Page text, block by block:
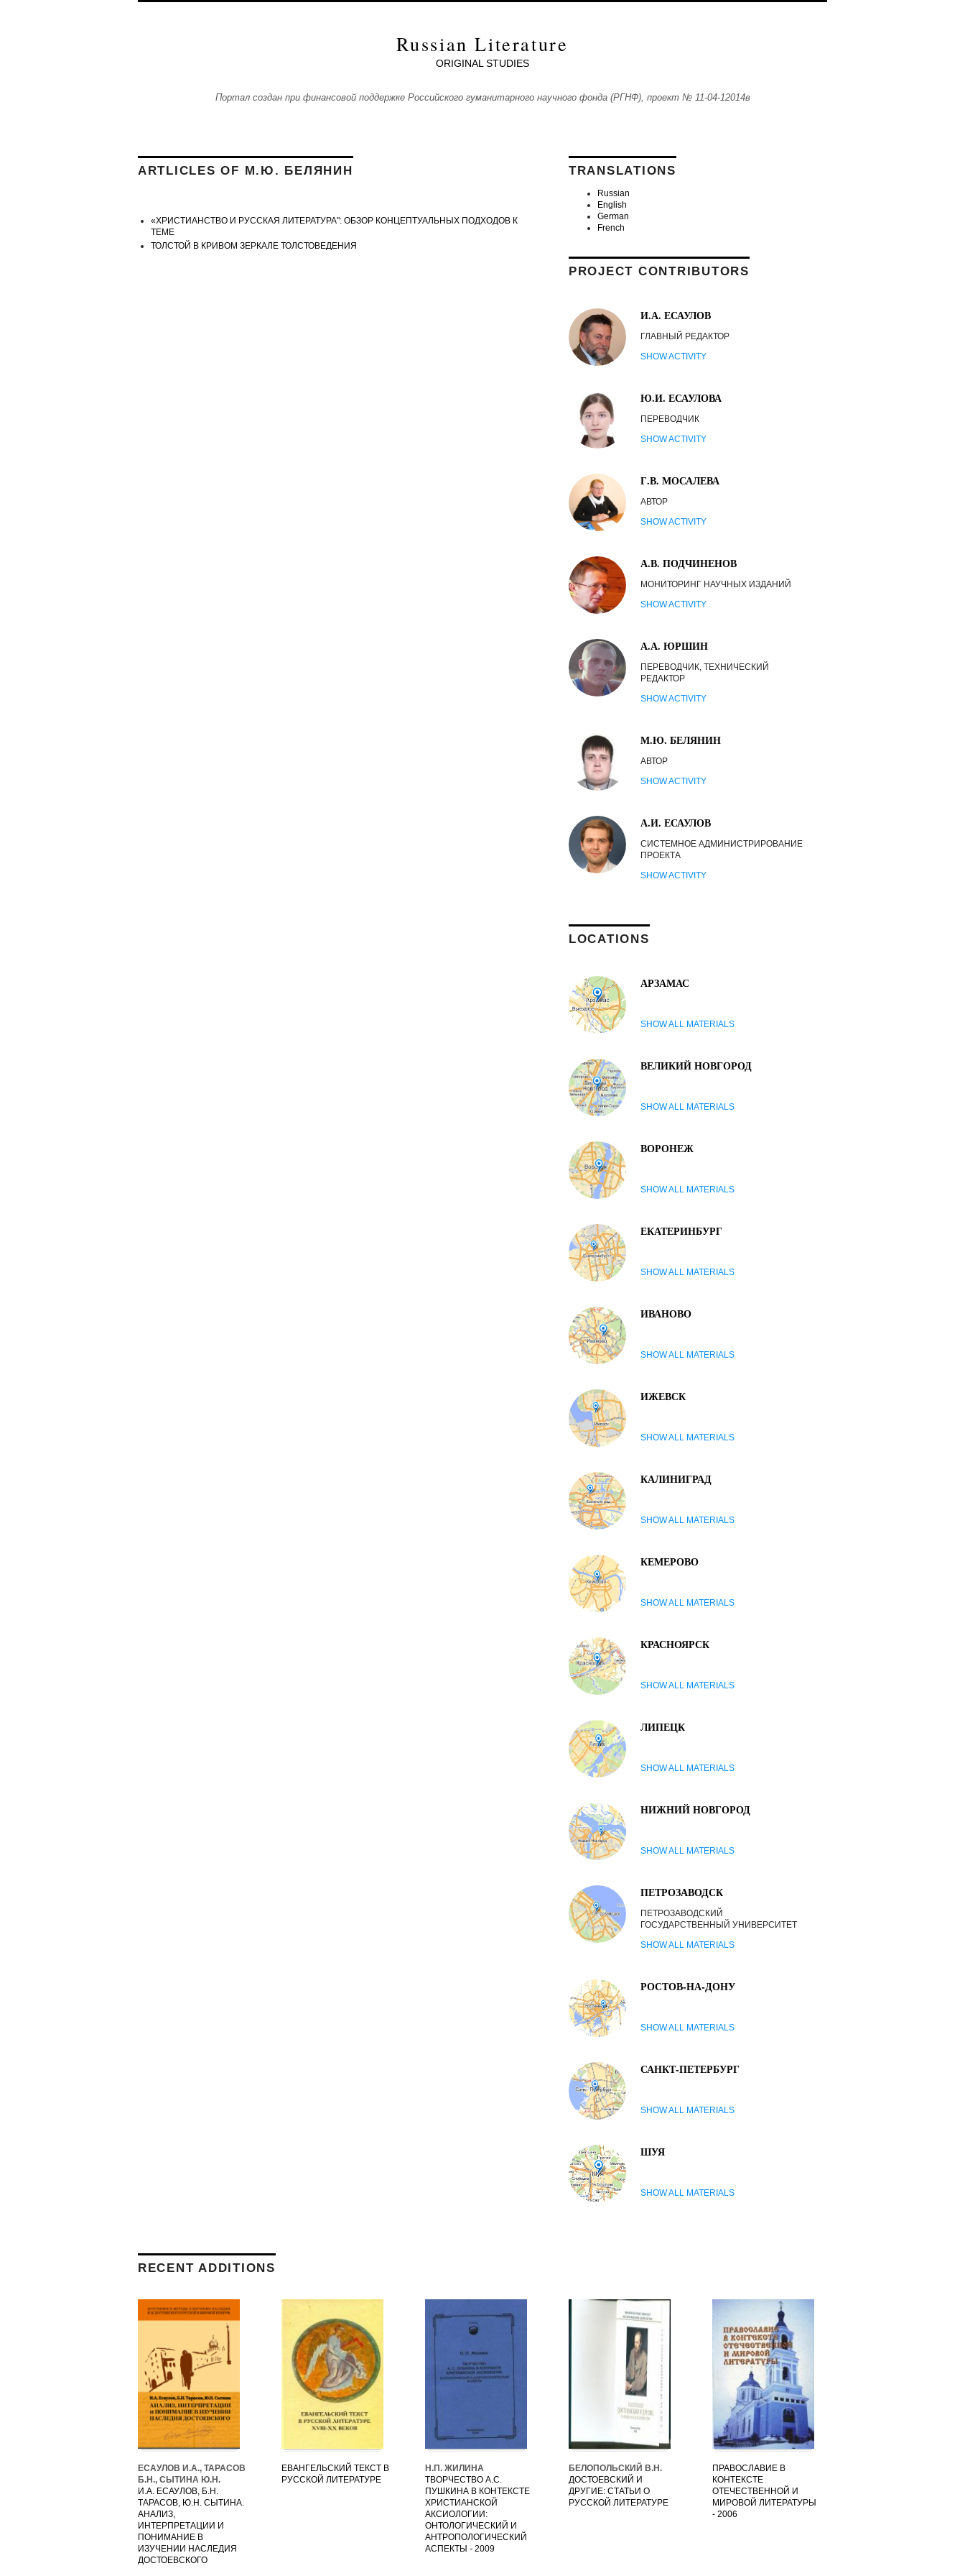
Russian Literature
ORIGINAL STUDIES
Портал создан при финансовой поддержке Российского гуманитарного научного фонда (РГНФ), проект № 11-04-12014в
ARTLICLES OF М.Ю. БЕЛЯНИН
«ХРИСТИАНСТВО И РУССКАЯ ЛИТЕРАТУРА": ОБЗОР КОНЦЕПТУАЛЬНЫХ ПОДХОДОВ К
ТЕМЕ
ТОЛСТОЙ В КРИВОМ ЗЕРКАЛЕ ТОЛСТОВЕДЕНИЯ
TRANSLATIONS
Russian
English
German
French
PROJECT CONTRIBUTORS
И.А. ЕСАУЛОВ
ГЛАВНЫЙ РЕДАКТОР
SHOW ACTIVITY
Ю.И. ЕСАУЛОВА
ПЕРЕВОДЧИК
SHOW ACTIVITY
Г.В. МОСАЛЕВА
АВТОР
SHOW ACTIVITY
А.В. ПОДЧИНЕНОВ
МОНИТОРИНГ НАУЧНЫХ ИЗДАНИЙ
SHOW ACTIVITY
А.А. ЮРШИН
ПЕРЕВОДЧИК, ТЕХНИЧЕСКИЙ
РЕДАКТОР
SHOW ACTIVITY
М.Ю. БЕЛЯНИН
АВТОР
SHOW ACTIVITY
А.И. ЕСАУЛОВ
СИСТЕМНОЕ АДМИНИСТРИРОВАНИЕ
ПРОЕКТА
SHOW ACTIVITY
LOCATIONS
АРЗАМАС
SHOW ALL MATERIALS
ВЕЛИКИЙ НОВГОРОД
SHOW ALL MATERIALS
ВОРОНЕЖ
SHOW ALL MATERIALS
ЕКАТЕРИНБУРГ
SHOW ALL MATERIALS
ИВАНОВО
SHOW ALL MATERIALS
ИЖЕВСК
SHOW ALL MATERIALS
КАЛИНИГРАД
SHOW ALL MATERIALS
КЕМЕРОВО
SHOW ALL MATERIALS
КРАСНОЯРСК
SHOW ALL MATERIALS
ЛИПЕЦК
SHOW ALL MATERIALS
НИЖНИЙ НОВГОРОД
SHOW ALL MATERIALS
ПЕТРОЗАВОДСК
ПЕТРОЗАВОДСКИЙ
ГОСУДАРСТВЕННЫЙ УНИВЕРСИТЕТ
SHOW ALL MATERIALS
РОСТОВ-НА-ДОНУ
SHOW ALL MATERIALS
САНКТ-ПЕТЕРБУРГ
SHOW ALL MATERIALS
ШУЯ
SHOW ALL MATERIALS
RECENT ADDITIONS
ЕСАУЛОВ И.А., ТАРАСОВ
Б.Н., СЫТИНА Ю.Н.
И.А. ЕСАУЛОВ, Б.Н.
ТАРАСОВ, Ю.Н. СЫТИНА.
АНАЛИЗ,
ИНТЕРПРЕТАЦИИ И
ПОНИМАНИЕ В
ИЗУЧЕНИИ НАСЛЕДИЯ
ДОСТОЕВСКОГО
ЕВАНГЕЛЬСКИЙ ТЕКСТ В
РУССКОЙ ЛИТЕРАТУРЕ
Н.П. ЖИЛИНА
ТВОРЧЕСТВО А.С.
ПУШКИНА В КОНТЕКСТЕ
ХРИСТИАНСКОЙ
АКСИОЛОГИИ:
ОНТОЛОГИЧЕСКИЙ И
АНТРОПОЛОГИЧЕСКИЙ
АСПЕКТЫ - 2009
БЕЛОПОЛЬСКИЙ В.Н.
ДОСТОЕВСКИЙ И
ДРУГИЕ: СТАТЬИ О
РУССКОЙ ЛИТЕРАТУРЕ
ПРАВОСЛАВИЕ В
КОНТЕКСТЕ
ОТЕЧЕСТВЕННОЙ И
МИРОВОЙ ЛИТЕРАТУРЫ
- 2006